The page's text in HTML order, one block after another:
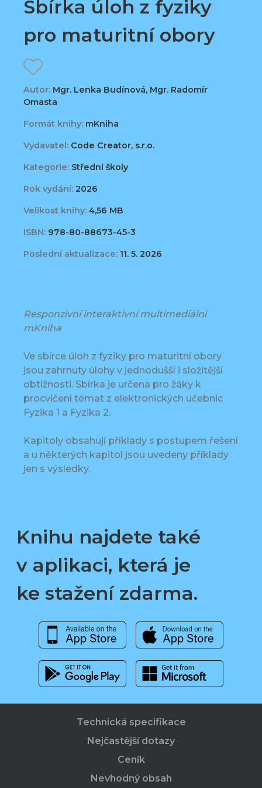
Sbírka úloh z fyziky
pro maturitní obory
Autor: Mgr. Lenka Budínová, Mgr. Radomír
Omasta
Formát knihy: mKniha
Vydavatel: Code Creator, s.r.o.
Kategorie: Střední školy
Rok vydání: 2026
Velikost knihy: 4,56 MB
ISBN: 978-80-88673-45-3
Poslední aktualizace: 11. 5. 2026
Responzivní interaktivní multimediální
mKniha
Ve sbírce úloh z fyziky pro maturitní obory
jsou zahrnuty úlohy v jednodušší i složitější
obtížnosti. Sbírka je určena pro žáky k
procvičení témat z elektronických učebnic
Fyzika 1 a Fyzika 2.
Kapitoly obsahují příklady s postupem řešení
a u některých kapitol jsou uvedeny příklady
jen s výsledky.
Knihu najdete také
v aplikaci, která je
ke stažení zdarma.
Technická specifikace
Nejčastější dotazy
Ceník
Nevhodný obsah